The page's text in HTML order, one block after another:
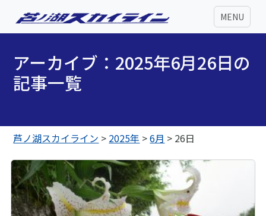
MENU
アーカイブ：2025年6月26日の
記事一覧
芦ノ湖スカイライン > 2025年 >6月 > 26日